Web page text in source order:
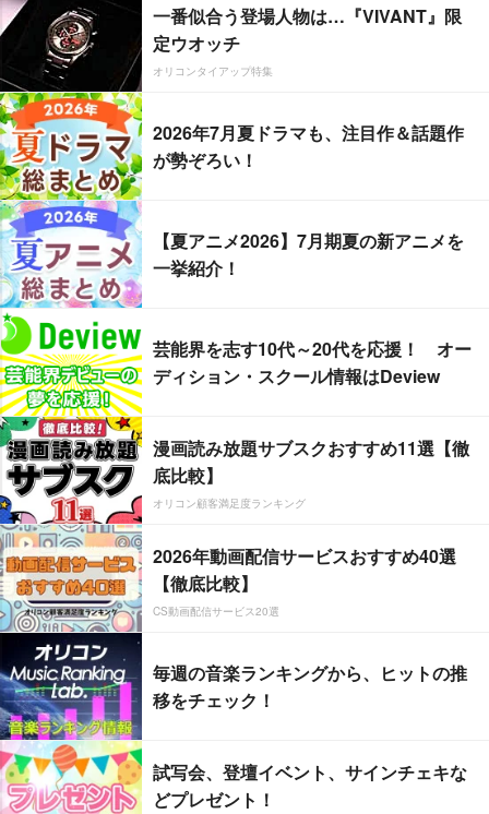
一番似合う登場人物は…『VIVANT』限
定ウオッチ
オリコンタイアップ特集
2026年7月夏ドラマも、注目作＆話題作
が勢ぞろい！
【夏アニメ2026】7月期夏の新アニメを
一挙紹介！
芸能界を志す10代～20代を応援！ オー
ディション・スクール情報はDeview
漫画読み放題サブスクおすすめ11選【徹
底比較】
オリコン顧客満足度ランキング
2026年動画配信サービスおすすめ40選
【徹底比較】
CS動画配信サービス20選
毎週の音楽ランキングから、ヒットの推
移をチェック！
試写会、登壇イベント、サインチェキな
どプレゼント！